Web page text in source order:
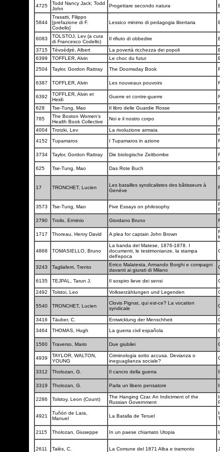
4725
Todd Nancy Jack; Todd
John
Progettare secondo natura
5844
Trasatti, Filippo
[prefazione di F.
Codello]
Lessico minimo di pedagogia libertaria
6083
TOLSTOJ, Lev (a cura
di Francesco Codello)
Il rifiuto di obbedire
3715 Tévoédjrè, Albert La povertà ricchezza dei popoli
6399
TOFFLER, Alvin Le choc du futur
2504
Taylor, Gordon Rattray The Doomsday Book
6387 TOFFLER, Alvin Les nouveaux pouvoirs
6392
TOFFLER, Alvin et
Heidi
Guerre et contre-guerre
628 Tse-Tung, Mao Il libro delle Guardie Rosse
785
The Boston Women's
Health Book Collective
Noi e il nostro corpo
4004 Trotzki, Lev La rivoluzione armata
4152
Tupamaros I Tupamaros in azione
3734 Taylor, Gordon Rattray Die biologische Zeitbombe
625 Tse-Tung, Mao Das Rote Buch
17 TRONCHET, Lucien
Les batailles syndicalistes des bâtisseurs à
Genève
3573 Tse-Tung, Mao Five Essays on philosophy
2790
Troilo, Erminio Giordano Bruno
1717 Thoreau, Henry David A plea for captain John Brown
4868 TOMASIELLO, Bruno
La banda del Matese, 1876-1878. I
documenti, le testimonianze, la stampa
dell'epoca
3243 Tagliaferri, Trento
Errico Malatesta, Armando Borghi e compagni
davanti ai giurati di Milano
6135 TEJPAL, Tarun J. Il sospiro lieve dei sensi
2492 Tolstoi, Leo Volkserzählungen und Legenden
5540 TRONCHET, Lucien
Clovis Pignat, qui est-ce? La vocation
syndicale
3416 Täuber, C. Entwicklung der Menschheit
3464
THOMAS, Hugh La guerra civil española
1560 Traverso, Mario Due giubilei
4939
TAYLOR, WALTON,
YOUNG
Criminologia sotto accusa. Devianza o
ineguaglianza sociale?
3312 Tholozan, G. Il cancro della guerra
3319 Tholozan, G. Parla un libero pensatore
2286 Tolstoy, Leon (Count)
The Hanging Czar. An Indictment of the
Russian Government
4921
Tuñón de Lara,
Manuel
La Batalla de Teruel
2115 Tholozan, Giuseppe In un paese chiamato Utopia
2611 Talès, C. La Comune del 1871 Alba e tramonto